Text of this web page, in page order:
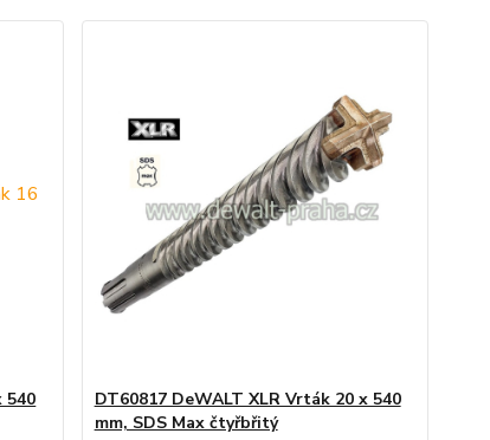
540
DT60817 DeWALT XLR Vrták 20 x 540
mm, SDS Max čtyřbřitý